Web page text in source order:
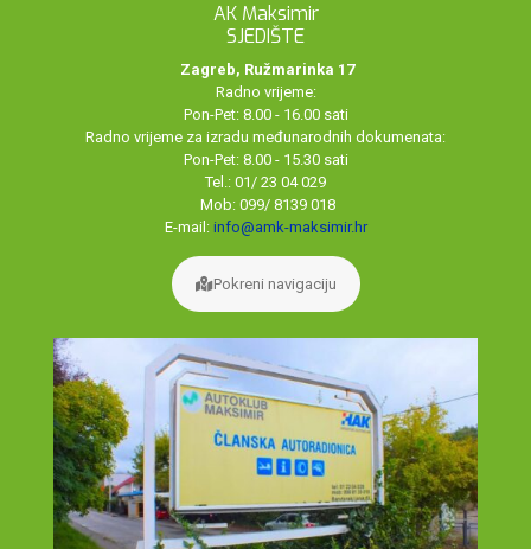
AK Maksimir
SJEDIŠTE
Zagreb, Ružmarinka 17
Radno vrijeme:
Pon-Pet: 8.00 - 16.00 sati
Radno vrijeme za izradu međunarodnih dokumenata:
Pon-Pet: 8.00 - 15.30 sati
Tel.: 01/ 23 04 029
Mob: 099/ 8139 018
E-mail: info@amk-maksimir.hr
Pokreni navigaciju